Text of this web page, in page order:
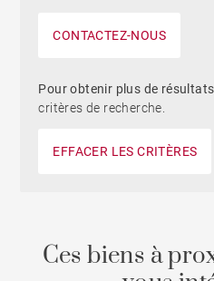
CONTACTEZ-NOUS
Pour obtenir plus de
critères de recherche.
EFFACER LES CRITÈRES
Ces biens à